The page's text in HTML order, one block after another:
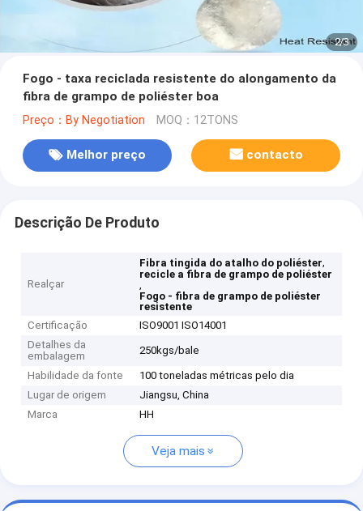
2/3
Fogo - taxa reciclada resistente do alongamento da
fibra de grampo de poliéster boa
Preço：By Negotiation MOQ：12TONS
Melhor preço contacto
Descrição De Produto
Realçar
Fibra tingida do atalho do poliéster,
recicle a fibra de grampo de poliéster
,
Fogo - fibra de grampo de poliéster
resistente
Certificação
ISO9001 ISO14001
Detalhes da
embalagem
250kgs/bale
Habilidade da fonte
100 toneladas métricas pelo dia
Lugar de origem
Jiangsu, China
Marca
HH
Veja mais